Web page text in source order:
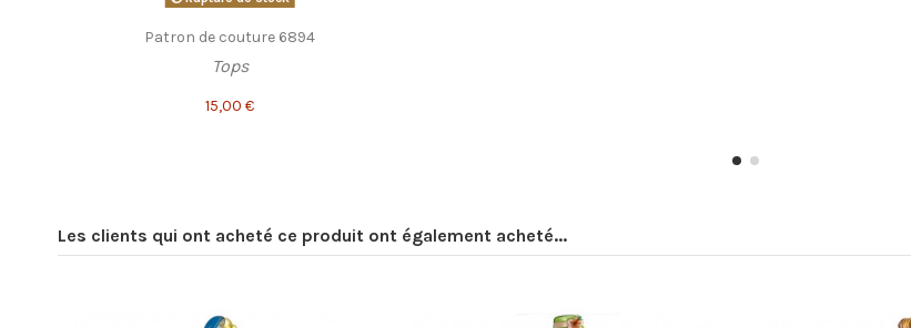
Patron de couture 6894
Tops
15,00 €
Les clients qui ont acheté ce produit ont également acheté...